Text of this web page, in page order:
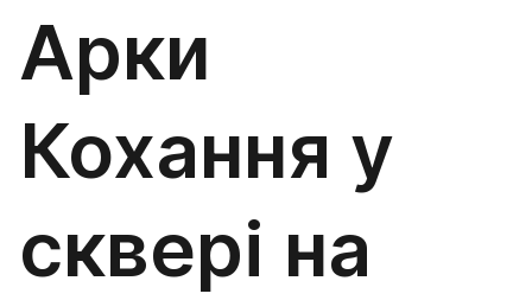
Арки
Кохання у
сквері на